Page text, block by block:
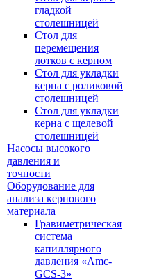
гладкой
столешницей
Стол для
перемещения
лотков с керном
Стол для укладки
керна с роликовой
столешницей
Стол для укладки
керна с щелевой
столешницей
Насосы высокого
давления и
точности
Оборудование для
анализа кернового
материала
Гравиметрическая
система
капиллярного
давления «Amc-
GCS-3»